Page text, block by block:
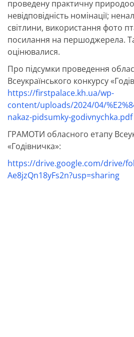
проведену практичну
невідповідність номінації;
світлини, використання фото
посилання на першоджерела.
оцінювалися.
Про підсумки проведення
Всеукраїнського конкурсу
https://firstpalace.kh.ua/wp-
content/uploads/2024/04/
nakaz-pidsumky-godivnychka.pdf
ГРАМОТИ обласного етапу
«Годівничка»:
https://drive.google.com/drive/
Ae8jzQn18yFs2n?usp=sharing